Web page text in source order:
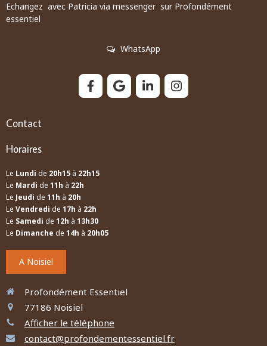
Echangez avec Patricia via messenger sur Profondément
essentiel
WhatsApp
Contact
Horaires
Le Lundi de 20h15 à 22h15
Le Mardi de 11h à 22h
LeJeudi de 11h à 20h
Le Vendredi de 17h à 22h
Le Samedi de 12h à 13h30
Le Dimanche de 14h à 20h05
A Noisiel
Profondément Essentiel
77186 Noisiel
Afficher le téléphone
contact@profondementessentiel.fr